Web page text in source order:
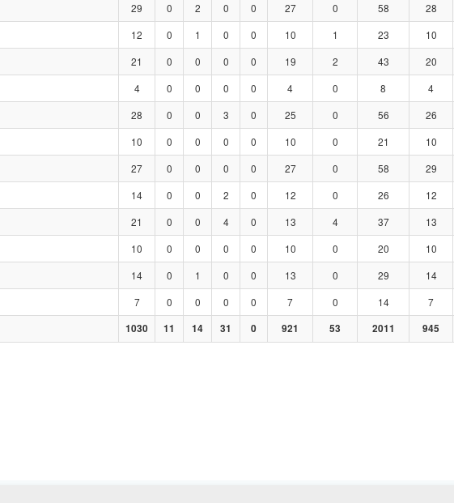
29 0 2 0 0 27 0 58 28
12 0 1 0 0 10 1 23 10
21 0 0 0 0 19 2 43 20
4 0 0 0 0 4 0 8 4
28 0 0 3 0 25 0 56 26
10 0 0 0 0 10 0 21 10
27 0 0 0 0 27 0 58 29
14 0 0 2 0 12 0 26 12
21 0 0 4 0 13 4 37 13
10 0 0 0 0 10 0 20 10
14 0 1 0 0 13 0 29 14
7 0 0 0 0 7 0 14 7
1030 11 14 31 0 921 53 2011 945